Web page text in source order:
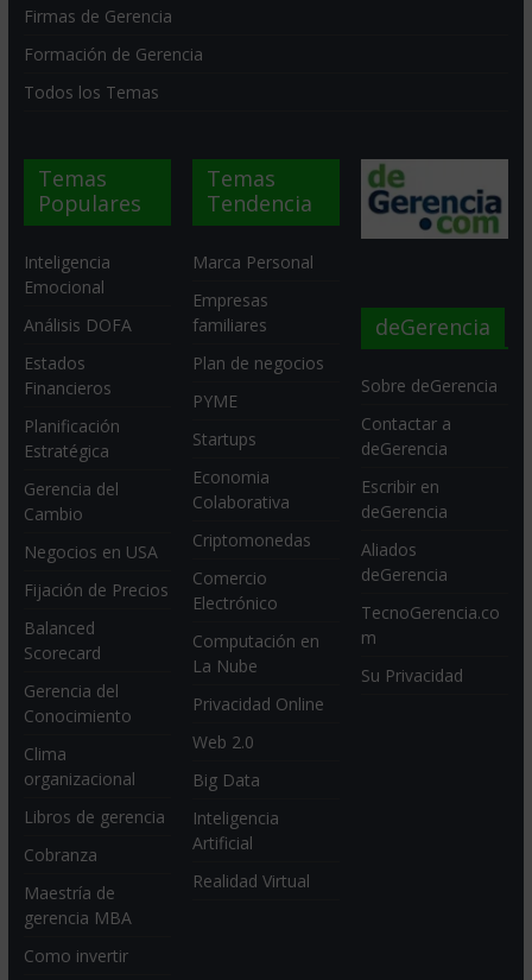
Firmas de Gerencia
Formación de Gerencia
Todos los Temas
Temas
Populares
Inteligencia
Emocional
Análisis DOFA
Estados
Financieros
Planificación
Estratégica
Gerencia del
Cambio
Negocios en USA
Fijación de Precios
Balanced
Scorecard
Gerencia del
Conocimiento
Clima
organizacional
Libros de gerencia
Cobranza
Maestría de
gerencia MBA
Como invertir
Temas
Tendencia
Marca Personal
Empresas
familiares
Plan de negocios
PYME
Startups
Economia
Colaborativa
Criptomonedas
Comercio
Electrónico
Computación en
La Nube
Privacidad Online
Web 2.0
Big Data
Inteligencia
Artificial
Realidad Virtual
deGerencia
Sobre deGerencia
Contactar a
deGerencia
Escribir en
deGerencia
Aliados
deGerencia
TecnoGerencia.co
m
Su Privacidad